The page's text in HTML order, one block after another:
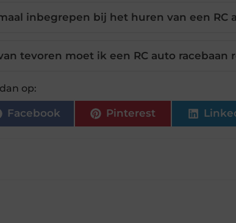
inbegrepen bij het huren van een RC
tevoren moet ik een RC auto racebaan
op:
Facebook Pinterest